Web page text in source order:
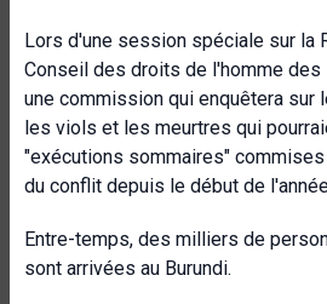
Lors d'une session spéciale sur la
Conseil des droits de l'homme des
une commission qui enquêtera sur
les viols et les meurtres qui
"exécutions sommaires"
du conflit depuis le début de
Entre-temps, des milliers de
sont arrivées au Burundi.